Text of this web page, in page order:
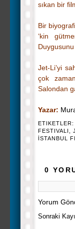
sıkan bir
Bir
‘kin
Duygusunu
Jet-Li’yi
çok
Salondan
Yazar:
ETIKETLER:
FESTIVALI
İSTANBUL
0
Yorum
Sonraki